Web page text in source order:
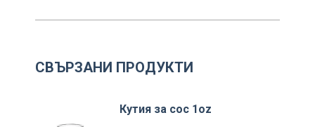
СВЪРЗАНИ ПРОДУКТИ
Кутия за сос 1oz